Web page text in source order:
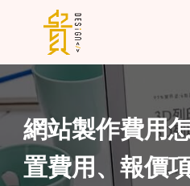
網站製作費用
置費用、報價